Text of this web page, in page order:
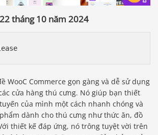
tháng 10 năm 2024
WooC Commerce gọn gàng và dễ sử dụng
cửa hàng thú cưng. Nó giúp bạn thiết
của mình một cách nhanh chóng và
dành cho thú cưng như thức ăn, đồ
thiết kế đáp ứng, nó trông tuyệt vời trên